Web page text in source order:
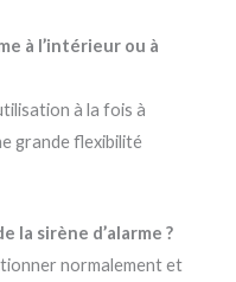
à l’intérieur ou à
à la fois à
grande flexibilité
la sirène d’alarme ?
normalement et